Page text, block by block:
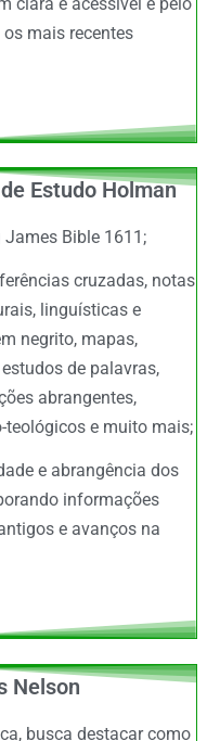
mais recentes
Estudo Holman
Bible 1611;
cruzadas, notas
linguísticas e
negrito, mapas,
de palavras,
abrangentes,
e muito mais;
e abrangência dos
informações
e avanços na
Nelson
busca destacar como